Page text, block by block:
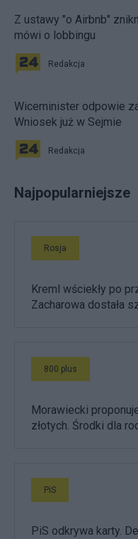
Z ustawy "o Airbnb"
mówi o lobbingu
Redakcja
Wiceminister odpowie
Wniosek już w Sejmie
Redakcja
Najpopularniejsze
Rosja
Kreml wściekły po
Zacharowa dostała
800 plus
Morawiecki
złotych. Środki dla
PiS
PiS odkrywa karty.